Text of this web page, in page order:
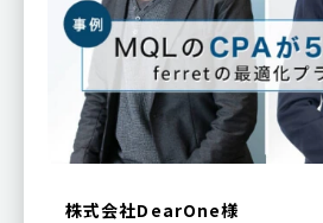
株式会社DearOne様